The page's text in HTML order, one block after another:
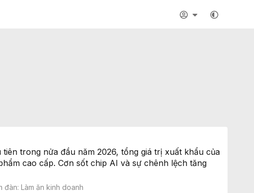
trong nửa đầu năm 2026, tổng giá trị xuất khẩu của
cao cấp. Cơn sốt chip AI và sự chênh lệch tăng
đàn:Làm ăn kinh doanh